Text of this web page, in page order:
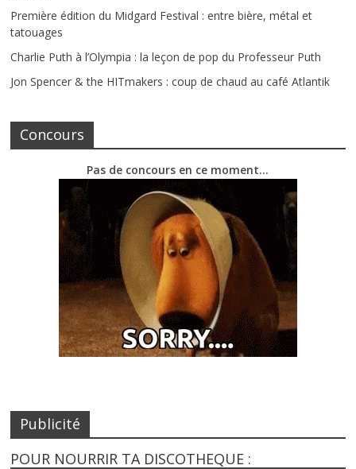
Première édition du Midgard Festival : entre bière, métal et
tatouages
Charlie Puth à l’Olympia : la leçon de pop du Professeur Puth
Jon Spencer & the HITmakers : coup de chaud au café Atlantik
Concours
Pas de concours en ce moment…
Publicité
POUR NOURRIR TA DISCOTHEQUE :